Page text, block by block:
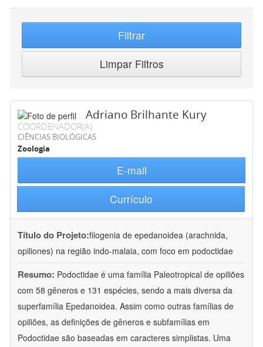
Filtrar
Limpar Filtros
Adriano Brilhante Kury
COORDENADOR(A)
CIÊNCIAS BIOLÓGICAS
Zoologia
E-mail
Currículo
Título do Projeto:filogenia de epedanoidea (arachnida,
opiliones) na região indo-malaia, com foco em podoctidae
Resumo: Podoctidae é uma família Paleotropical de opiliões
com 58 gêneros e 131 espécies, sendo a mais diversa da
superfamília Epedanoidea. Assim como outras famílias de
opiliões, as definições de gêneros e subfamílias em
Podoctidae são baseadas em caracteres simplistas. Uma